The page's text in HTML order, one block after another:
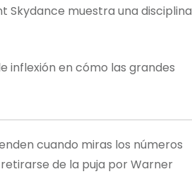
Skydance muestra una disciplina
inflexión en cómo las grandes
cuando miras los números
de la puja por Warner